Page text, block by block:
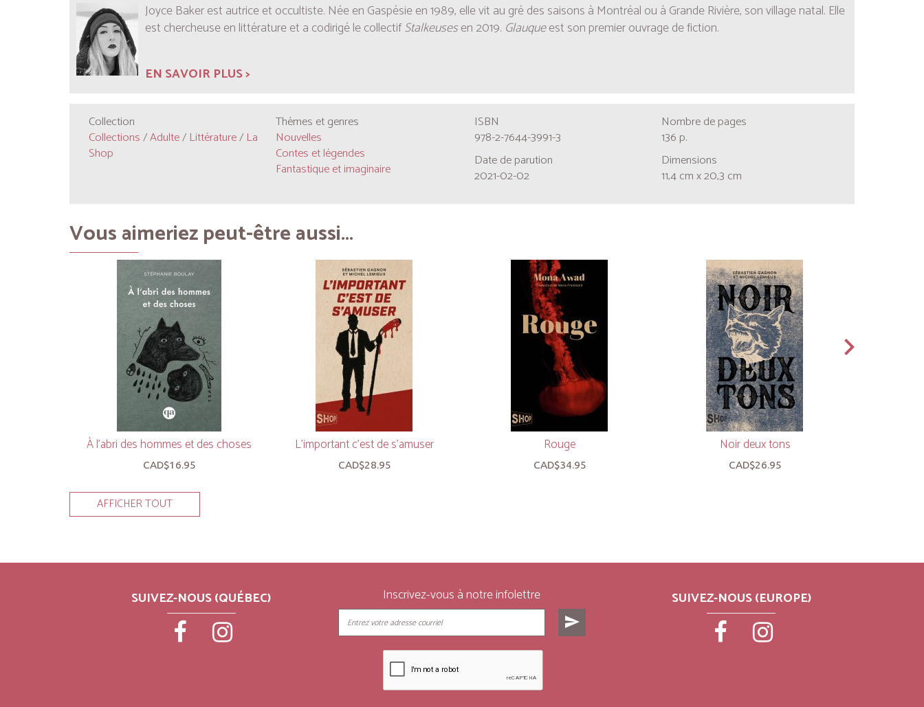
Joyce Baker est autrice et occultiste. Née en Gaspésie en 1989, elle vit au gré des saisons à Montréal ou à Grande Rivière, son village natal. Elle
est chercheuse en littérature et a codirigé le collectifStalkeusesen 2019. Glauqueest son premier ouvrage de fiction.
EN SAVOIR PLUS >
Collection
Collections/Adulte/ Littérature/ La
Shop
Thèmes et genres
Nouvelles
Contes et légendes
Fantastique et imaginaire
ISBN
978-2-7644-3991-3
Date de parution
2021-02-02
Nombre de pages
136 p.
Dimensions
11,4 cm x 20,3 cm
Vous aimeriez peut-être aussi...
À l’abri des hommes et des choses
CAD$16.95
L’important c’est de s’amuser
CAD$28.95
Rouge
CAD$34.95
Noir deux tons
CAD$26.95
AFFICHER TOUT
SUIVEZ-NOUS (QUÉBEC) Inscrivez-vous à notre infolettre
send
SUIVEZ-NOUS (EUROPE)